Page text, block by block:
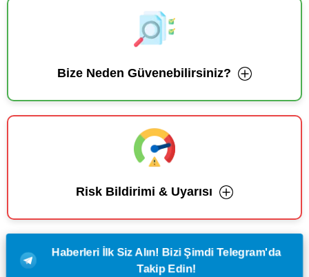
Bize Neden Güvenebilirsiniz?
Risk Bildirimi & Uyarısı
Haberleri İlk Siz Alın! Bizi Şimdi Telegram'da
Takip Edin!